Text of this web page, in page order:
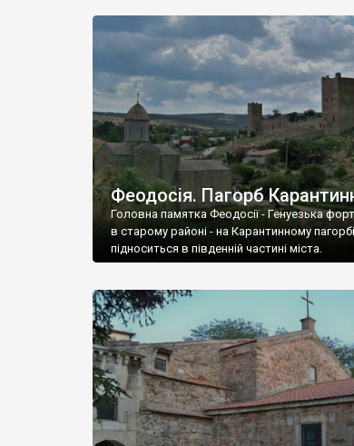
Феодосія. Пагорб
Головна памятка Феодосії - Генуезька
в старому районі - на Карантинному
підноситься в південній частині міста.